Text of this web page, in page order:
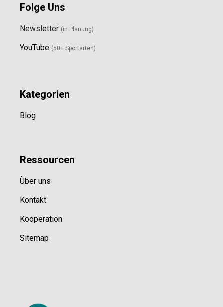
Folge Uns
Newsletter (in Planung)
YouTube (50+ Sportarten)
Kategorien
Blog
Ressourcen
Über uns
Kontakt
Kooperation
Sitemap